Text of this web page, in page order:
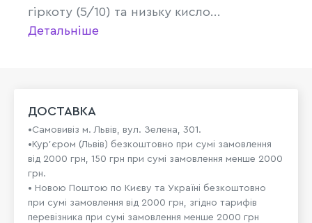
гіркоту (5/10) та низьку кисло...
Детальніше
ДОСТАВКА
•Самовивіз м. Львів, вул. Зелена, 301.
•Кур'єром (Львів) безкоштовно при сумі замовлення
від 2000 грн, 150 грн при сумі замовлення менше 2000
грн.
• Новою Поштою по Києву та Україні безкоштовно
при сумі замовлення від 2000 грн, згідно тарифів
перевізника при сумі замовлення менше 2000 грн